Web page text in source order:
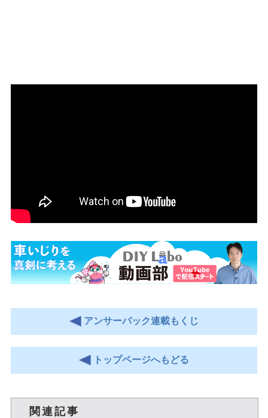
アンサーバック連載もくじ
トップページへもどる
関連記事